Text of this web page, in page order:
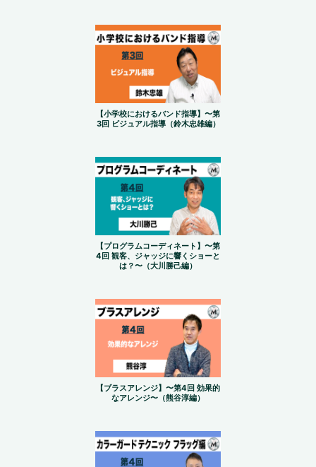
【小学校におけるバンド指導】〜第
3回 ビジュアル指導（鈴木忠雄編）
【プログラムコーディネート】〜第
4回 観客、ジャッジに響くショーと
は？〜（大川勝己編）
【ブラスアレンジ】〜第4回 効果的
なアレンジ〜（熊谷淳編）